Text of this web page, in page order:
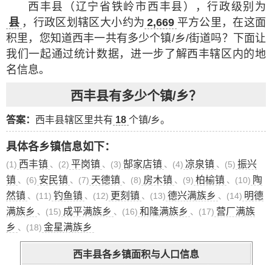
西丰县（辽宁省铁岭市西丰县），行政级别为
县 ，行政区划辖区大小约为 2,669 平方公里，在这面
积里，您知道西丰一共有多少个镇/乡/街道吗？下面让
我们一起通过统计数据，进一步了解西丰辖区内的地
名信息。
西丰县有多少个镇/乡？
答案： 西丰县辖区里共有 18 个镇/乡。
具体各乡镇信息如下：
(1) 西丰镇 、(2) 平岗镇 、(3) 郜家店镇 、(4) 凉泉镇 、(5) 振兴
镇 、(6) 安民镇 、(7) 天德镇 、(8) 房木镇 、(9) 柏榆镇 、(10) 陶
然镇 、(11) 钓鱼镇 、(12) 更刻镇 、(13) 德兴满族乡 、(14) 明德
满族乡 、(15) 成平满族乡 、(16) 和隆满族乡 、(17) 营厂满族
乡 、(18) 金星满族乡
西丰县各乡镇面积与人口信息